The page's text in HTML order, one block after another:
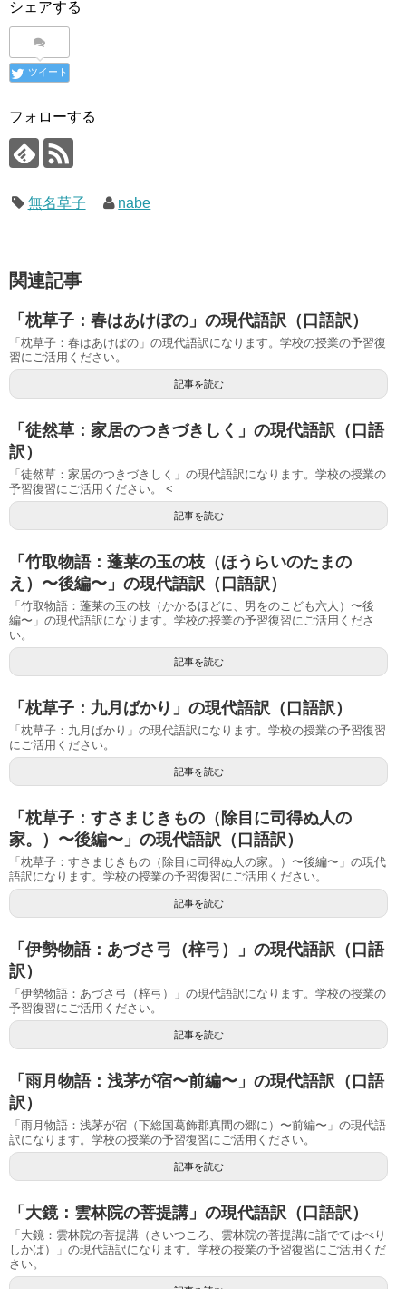
シェアする
ツイート
フォローする
無名草子 nabe
関連記事
「枕草子：春はあけぼの」の現代語訳（口語訳）
「枕草子：春はあけぼの」の現代語訳になります。学校の授業の予習復
習にご活用ください。
記事を読む
「徒然草：家居のつきづきしく」の現代語訳（口語
訳）
「徒然草：家居のつきづきしく」の現代語訳になります。学校の授業の
予習復習にご活用ください。 <
記事を読む
「竹取物語：蓬莱の玉の枝（ほうらいのたまの
え）〜後編〜」の現代語訳（口語訳）
「竹取物語：蓬莱の玉の枝（かかるほどに、男をのこども六人）〜後
編〜」の現代語訳になります。学校の授業の予習復習にご活用くださ
い。
記事を読む
「枕草子：九月ばかり」の現代語訳（口語訳）
「枕草子：九月ばかり」の現代語訳になります。学校の授業の予習復習
にご活用ください。
記事を読む
「枕草子：すさまじきもの（除目に司得ぬ人の
家。）〜後編〜」の現代語訳（口語訳）
「枕草子：すさまじきもの（除目に司得ぬ人の家。）〜後編〜」の現代
語訳になります。学校の授業の予習復習にご活用ください。
記事を読む
「伊勢物語：あづさ弓（梓弓）」の現代語訳（口語
訳）
「伊勢物語：あづさ弓（梓弓）」の現代語訳になります。学校の授業の
予習復習にご活用ください。
記事を読む
「雨月物語：浅茅が宿〜前編〜」の現代語訳（口語
訳）
「雨月物語：浅茅が宿（下総国葛飾郡真間の郷に）〜前編〜」の現代語
訳になります。学校の授業の予習復習にご活用ください。
記事を読む
「大鏡：雲林院の菩提講」の現代語訳（口語訳）
「大鏡：雲林院の菩提講（さいつころ、雲林院の菩提講に詣でてはべり
しかば）」の現代語訳になります。学校の授業の予習復習にご活用くだ
さい。